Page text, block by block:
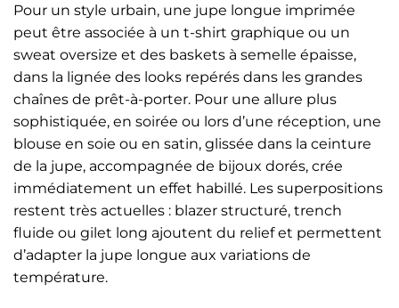
Pour un style urbain, une jupe longue imprimée
peut être associée à un t-shirt graphique ou un
sweat oversize et des baskets à semelle épaisse,
dans la lignée des looks repérés dans les grandes
chaînes de prêt-à-porter. Pour une allure plus
sophistiquée, en soirée ou lors d’une réception, une
blouse en soie ou en satin, glissée dans la ceinture
de la jupe, accompagnée de bijoux dorés, crée
immédiatement un effet habillé. Les superpositions
restent très actuelles : blazer structuré, trench
fluide ou gilet long ajoutent du relief et permettent
d’adapter la jupe longue aux variations de
température.